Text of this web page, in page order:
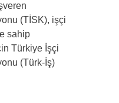
(TİSK), işçi
sahip
Türkiye İşçi
(Türk-İş)